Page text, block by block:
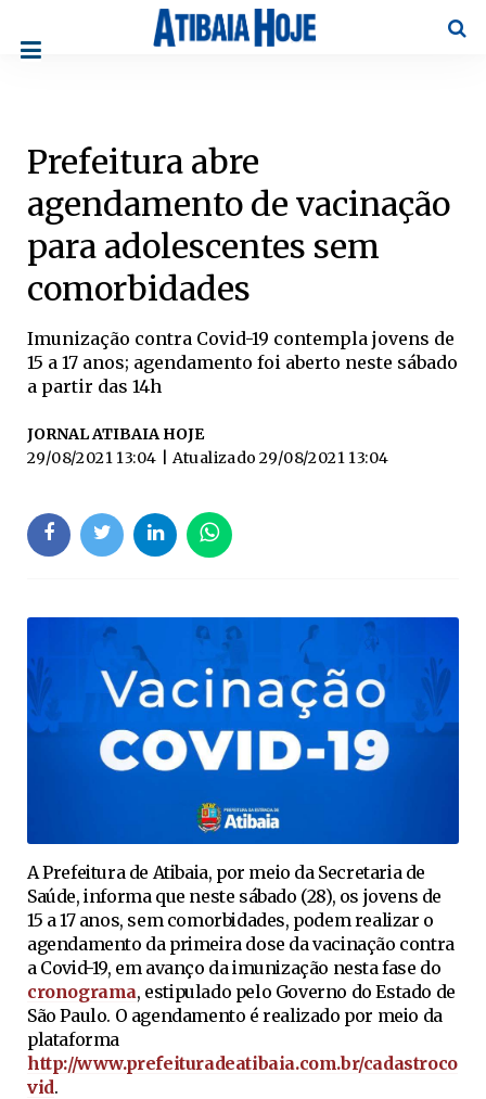
Prefeitura abre
agendamento de vacinação
para adolescentes sem
comorbidades
Imunização contra Covid-19 contempla jovens de
15 a 17 anos; agendamento foi aberto neste sábado
a partir das 14h
JORNAL ATIBAIA HOJE
29/08/2021 13:04
| Atualizado 29/08/2021 13:04
A Prefeitura de Atibaia, por meio da Secretaria de
Saúde, informa que neste sábado (28), os jovens de
15 a 17 anos, sem comorbidades, podem realizar o
agendamento da primeira dose da vacinação contra
a Covid-19, em avanço da imunização nesta fase do
cronograma, estipulado pelo Governo do Estado de
São Paulo. O agendamento é realizado por meio da
plataforma
http://www.prefeituradeatibaia.com.br/cadastroco
vid.